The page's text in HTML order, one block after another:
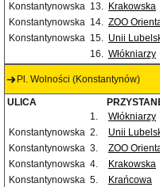
Konstantynowska 13. Krakowska
Konstantynowska 14. ZOO
Konstantynowska 15. Unii
16. Włókniarzy
Pl. Wolności (Konstantynów)
ULICA
1.
Włókniarzy
Konstantynowska 2. Unii
Konstantynowska 3. ZOO
Konstantynowska 4. Krakowska
Konstantynowska 5. Krańcowa